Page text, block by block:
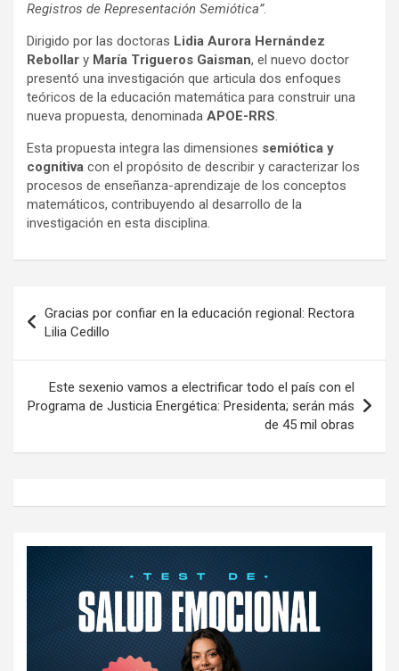
Registros de Representación Semiótica”.
Dirigido por las doctoras Lidia Aurora Hernández
Rebollar y María Trigueros Gaisman, el nuevo doctor
presentó una investigación que articula dos enfoques
teóricos de la educación matemática para construir una
nueva propuesta, denominada APOE-RRS.
Esta propuesta integra las dimensiones semiótica y
cognitiva con el propósito de describir y caracterizar los
procesos de enseñanza-aprendizaje de los conceptos
matemáticos, contribuyendo al desarrollo de la
investigación en esta disciplina.
de
entradas
Gracias por confiar en la educación regional: Rectora
Lilia Cedillo
Este sexenio vamos a electrificar todo el país con el
Programa de Justicia Energética: Presidenta; serán más
de 45 mil obras